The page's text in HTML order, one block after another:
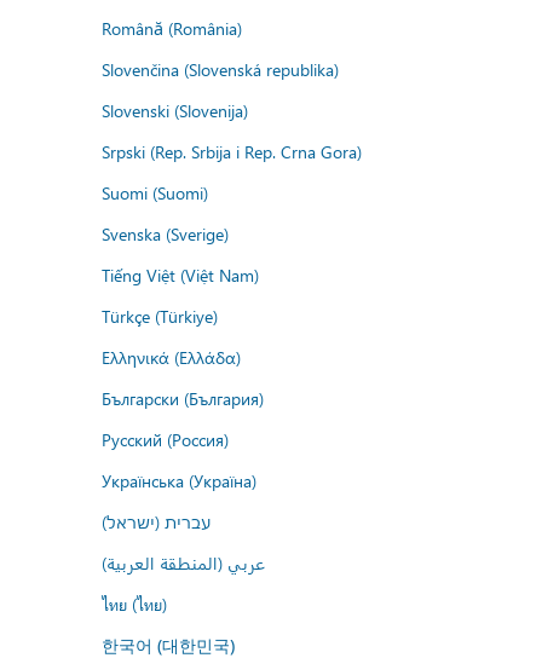
Română (România)
Slovenčina (Slovenská republika)
Slovenski (Slovenija)
Srpski (Rep. Srbija i Rep. Crna Gora)
Suomi (Suomi)
Svenska (Sverige)
Tiếng Việt (Việt Nam)
Türkçe (Türkiye)
Ελληνικά (Ελλάδα)
Български (България)
Русский (Россия)
Українська (Україна)
עברית (ישראל)
عربي (المنطقة العربية)
ไทย (ไทย)
한국어 (대한민국)